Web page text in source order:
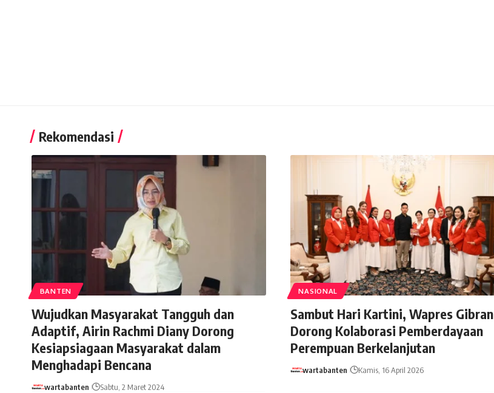
Rekomendasi
BANTEN
Wujudkan Masyarakat Tangguh dan
Adaptif, Airin Rachmi Diany Dorong
Kesiapsiagaan Masyarakat dalam
Menghadapi Bencana
wartabanten Sabtu, 2 Maret 2024
NASIONAL
Sambut Hari Kartini, Wapres Gibran
Dorong Kolaborasi Pemberdayaan
Perempuan Berkelanjutan
wartabanten Kamis, 16 April 2026